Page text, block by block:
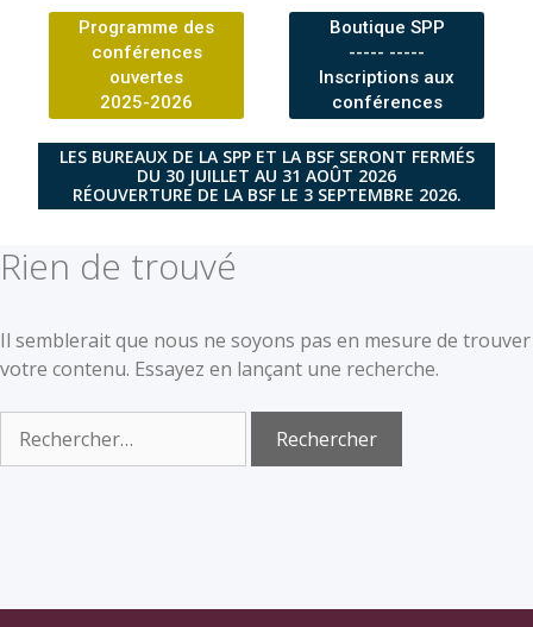
Programme des
conférences
ouvertes
2025-2026
Boutique SPP
----- -----
Inscriptions aux
conférences
LES BUREAUX DE LA SPP ET LA BSF SERONT FERMÉS
DU 30 JUILLET AU 31 AOÛT 2026
RÉOUVERTURE DE LA BSF LE 3 SEPTEMBRE 2026.
Rien de trouvé
Il semblerait que nous ne soyons pas en mesure de trouver
votre contenu. Essayez en lançant une recherche.